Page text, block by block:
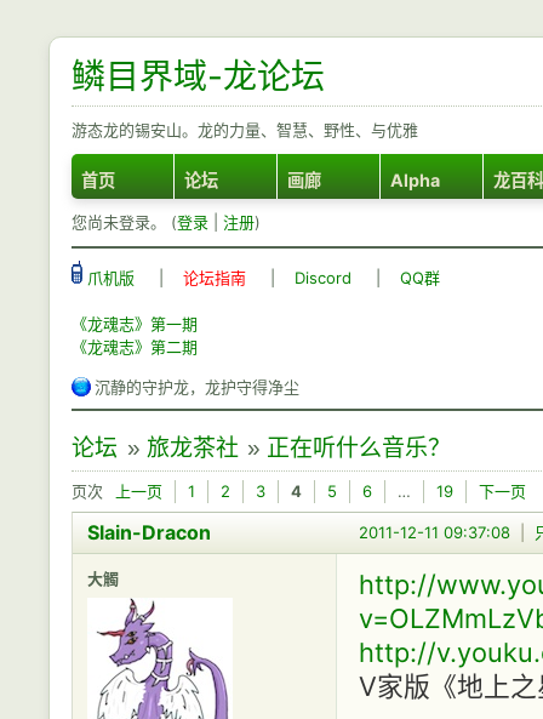
鳞目界域-龙论坛
游态龙的锡安山。龙的力量、智慧、野性、与优雅
首页 论坛 画廊 Alpha 龙百科
您尚未登录。 (登录 注册)
爪机版 论坛指南 Discord QQ群
《龙魂志》第一期
《龙魂志》第二期
沉静的守护龙，龙护守得净尘
论坛 » 旅龙茶社 » 正在听什么音乐？
页次 上一页 1 2 3 4 5 6 … 19 下一页
2011-12-11 09:37:08
Slain-Dracon
大觸
http://
http://
V家版《地上